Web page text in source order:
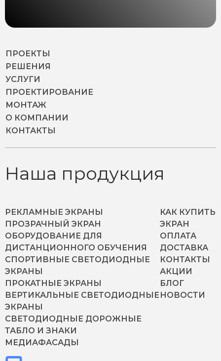
ПРОЕКТЫ
РЕШЕНИЯ
УСЛУГИ
ПРОЕКТИРОВАНИЕ
МОНТАЖ
О КОМПАНИИ
КОНТАКТЫ
Наша продукция
РЕКЛАМНЫЕ ЭКРАНЫ
ПРОЗРАЧНЫЙ ЭКРАН
ОБОРУДОВАНИЕ ДЛЯ
ДИСТАНЦИОННОГО ОБУЧЕНИЯ
СПОРТИВНЫЕ СВЕТОДИОДНЫЕ
ЭКРАНЫ
ПРОКАТНЫЕ ЭКРАНЫ
ВЕРТИКАЛЬНЫЕ СВЕТОДИОДНЫЕ
ЭКРАНЫ
СВЕТОДИОДНЫЕ ДОРОЖНЫЕ
ТАБЛО И ЗНАКИ
МЕДИАФАСАДЫ
КАК КУПИТЬ
ЭКРАН
ОПЛАТА
ДОСТАВКА
КОНТАКТЫ
АКЦИИ
БЛОГ
НОВОСТИ